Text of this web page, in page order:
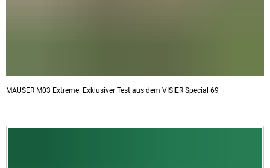
MAUSER M03 Extreme: Exklusiver Test aus dem VISIER Special 69